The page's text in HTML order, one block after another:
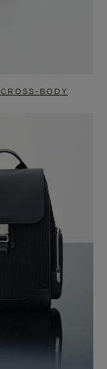
BODY